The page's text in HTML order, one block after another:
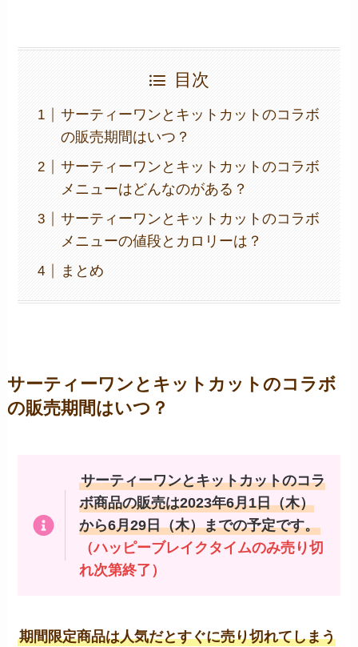
目次
サーティーワンとキットカットのコラボ
の販売期間はいつ？
サーティーワンとキットカットのコラボ
メニューはどんなのがある？
サーティーワンとキットカットのコラボ
メニューの値段とカロリーは？
まとめ
サーティーワンとキットカットのコラボ
の販売期間はいつ？
サーティーワンとキットカットのコラ
ボ商品の販売は2023年6月1日（木）
から6月29日（木）までの予定です。
（ハッピーブレイクタイムのみ売り切
れ次第終了）
期間限定商品は人気だとすぐに売り切れてしまう